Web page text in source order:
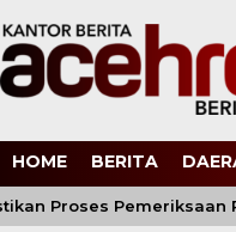
HOME BERITA
Proses Pemeriksaan